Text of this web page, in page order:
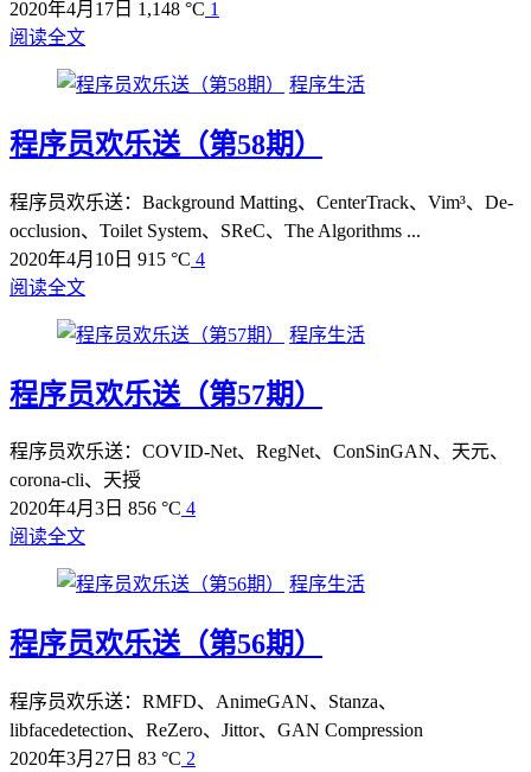
2020年4月17日 1,148 °C 1
阅读全文
程序生活
程序员欢乐送（第58期）
程序员欢乐送：Background Matting、CenterTrack、Vim³、De-
occlusion、Toilet System、SReC、The Algorithms ...
2020年4月10日 915 °C 4
阅读全文
程序生活
程序员欢乐送（第57期）
程序员欢乐送：COVID-Net、RegNet、ConSinGAN、天元、
corona-cli、天授
2020年4月3日 856 °C 4
阅读全文
程序生活
程序员欢乐送（第56期）
程序员欢乐送：RMFD、AnimeGAN、Stanza、
libfacedetection、ReZero、Jittor、GAN Compression
2020年3月27日 83 °C 2